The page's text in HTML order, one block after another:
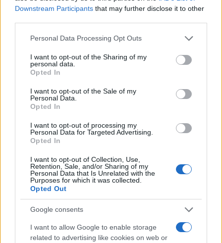
Downstream Participants that may further disclose it to other
Please note that this website/app uses one or more Google
not limited to your visit or usage behaviour. You may click to
grant or deny consent to Google and its third-party tags to
use your data for below specified purposes in below Google
consent section.
Personal Data Processing Opt Outs
I want to opt-out of the Sharing of my
personal data.
Opted In
I want to opt-out of the Sale of my
Personal Data.
Opted In
I want to opt-out of processing my
Personal Data for Targeted Advertising.
Opted In
I want to opt-out of Collection, Use,
Retention, Sale, and/or Sharing of my
Personal Data that Is Unrelated with the
Purposes for which it was collected.
Opted Out
Google consents
I want to allow Google to enable storage
related to advertising like cookies on web or
„különleges bájital” visszahozhatja-e Arielt az
életbe. Ahogy azonban telt az idő, és Joáv
egyre többet értett meg az életről és a
halálról, kezdett beletörődni a rideg
valóságba. Amikor megérkezett a hír, hogy
néhány túszt szabadon engednek, Joáv
ártatlan zavarodottsággal kérdezte, hogy
Ariel miért nem tért vissza. Fájdalmát csak
fokozta a látvány, hogy az idősebb túszok a
fiatalabbak előtt térnek vissza.
Nem felejtünk: Izraeli családok,
Traumafeldolgozás